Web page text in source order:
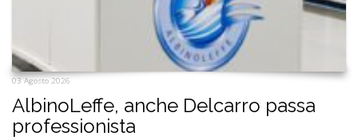
03 Agosto 2026
AlbinoLeffe, anche Delcarro passa
professionista